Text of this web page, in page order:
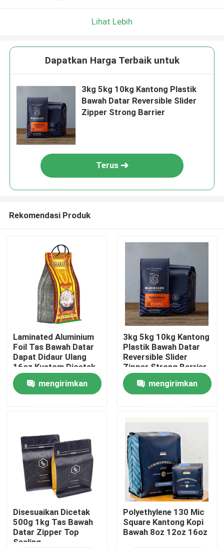
Rumah
Produk
Wisata pabrik
Kontrol kualitas
Hubungi kami
Berita
Lihat Lebih
Dapatkan Harga Terbaik untuk
3kg 5kg 10kg Kantong Plastik
Bawah Datar Reversible Slider
Zipper Strong Barrier
Terus
Rekomendasi Produk
Laminated Aluminium
Foil Tas Bawah Datar
Dapat Didaur Ulang
16oz Kustom Dicetak
mengirimkan
3kg 5kg 10kg Kantong
Plastik Bawah Datar
Reversible Slider
Zipper Strong Barrier
mengirimkan
Disesuaikan Dicetak
500g 1kg Tas Bawah
Datar Zipper Top
Sealing
Polyethylene 130 Mic
Square Kantong Kopi
Bawah 8oz 12oz 16oz